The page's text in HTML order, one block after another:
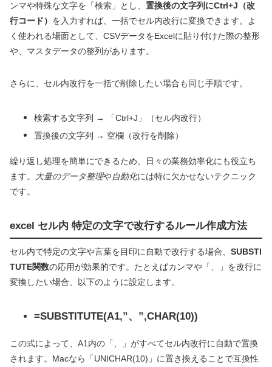
ンマや特殊な文字を「検索」とし、 置換後の文字列にCtrl+J（改
行コード） を入力すれば、一括でセル内改行に変換できます。よ
く使われる場面として、CSVデータをExcelに貼り付けた際の整形
や、マスタデータの整列があります。
さらに、セル内改行を一括で削除したい場合も同じ手順です。
検索する文字列 → 「Ctrl+J」（セル内改行）
置換後の文字列 → 空欄（改行を削除）
繰り返し処理を簡単にできるため、日々の業務効率化にも役立ち
ます。
大量のデータ整理や自動化には特に欠かせないテクニック
です。
excel セル内 特定の文字で改行するルール作成方法
セル内で特定の文字や言葉を目印に自動で改行する場合、 SUBSTI
TUTE関数の応用が効果的です。たとえばカンマや「、」を改行に
変換したい場合、以下のように設定します。
=SUBSTITUTE(A1,”、”,CHAR(10))
この式によって、A1内の「、」がすべてセル内改行に自動で置換
されます。Macなら「UNICHAR(10)」に置き換えることで互換性